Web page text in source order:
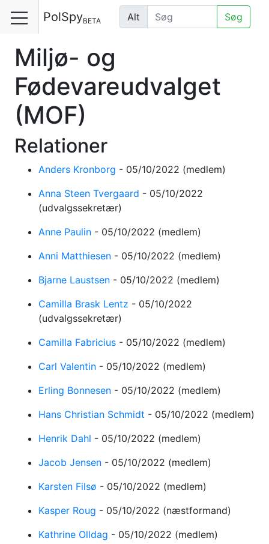
PolSpyBETA Alt Søg
Miljø- og
Fødevareudvalget
(MOF)
Relationer
Anders Kronborg - 05/10/2022 (medlem)
Anna Steen Tvergaard - 05/10/2022
(udvalgssekretær)
Anne Paulin - 05/10/2022 (medlem)
Anni Matthiesen - 05/10/2022 (medlem)
Bjarne Laustsen - 05/10/2022 (medlem)
Camilla Brask Lentz - 05/10/2022
(udvalgssekretær)
Camilla Fabricius - 05/10/2022 (medlem)
Carl Valentin - 05/10/2022 (medlem)
Erling Bonnesen - 05/10/2022 (medlem)
Hans Christian Schmidt - 05/10/2022 (medlem)
Henrik Dahl - 05/10/2022 (medlem)
Jacob Jensen - 05/10/2022 (medlem)
Karsten Filsø - 05/10/2022 (medlem)
Kasper Roug - 05/10/2022 (næstformand)
Kathrine Olldag - 05/10/2022 (medlem)